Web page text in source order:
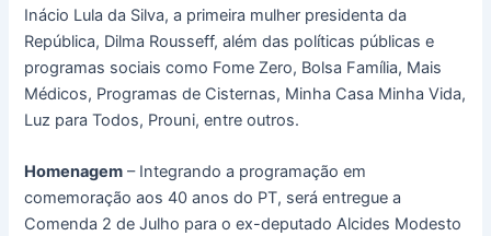
Inácio Lula da Silva, a primeira mulher presidenta da
República, Dilma Rousseff, além das políticas públicas e
programas sociais como Fome Zero, Bolsa Família, Mais
Médicos, Programas de Cisternas, Minha Casa Minha Vida,
Luz para Todos, Prouni, entre outros.
Homenagem – Integrando a programação em
comemoração aos 40 anos do PT, será entregue a
Comenda 2 de Julho para o ex-deputado Alcides Modesto